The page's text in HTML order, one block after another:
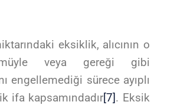
eksiklik, alıcının o
veya gereği gibi
engellemediği sürece ayıplı
ifa kapsamındadır[7]. Eksik